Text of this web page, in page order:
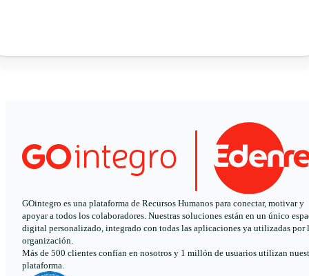
GOintegro es una plataforma de Recursos Humanos para conectar, motivar y
apoyar a todos los colaboradores. Nuestras soluciones están en un único
digital personalizado, integrado con todas las aplicaciones ya utilizadas por
organización.
Más de 500 clientes confían en nosotros y 1 millón de usuarios utilizan
plataforma.